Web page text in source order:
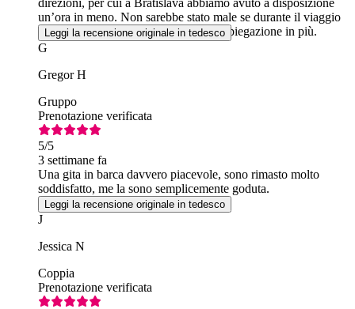
direzioni, per cui a Bratislava abbiamo avuto a disposizione
un’ora in meno. Non sarebbe stato male se durante il viaggio
di ritorno ci avessero fornito qualche spiegazione in più.
Leggi la recensione originale in tedesco
G
Gregor H
Gruppo
Prenotazione verificata
5/5
3 settimane fa
Una gita in barca davvero piacevole, sono rimasto molto
soddisfatto, me la sono semplicemente goduta.
Leggi la recensione originale in tedesco
J
Jessica N
Coppia
Prenotazione verificata